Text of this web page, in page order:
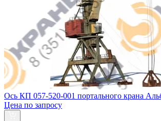
Ось КП 057-520-001 портального крана
Цена по запросу